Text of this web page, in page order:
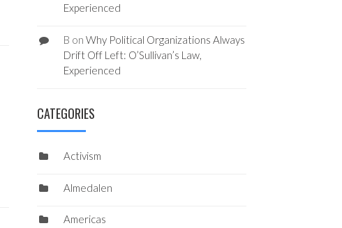
Experienced
B on Why Political Organizations Always
Drift Off Left: O’Sullivan’s Law,
Experienced
CATEGORIES
Activism
Almedalen
Americas